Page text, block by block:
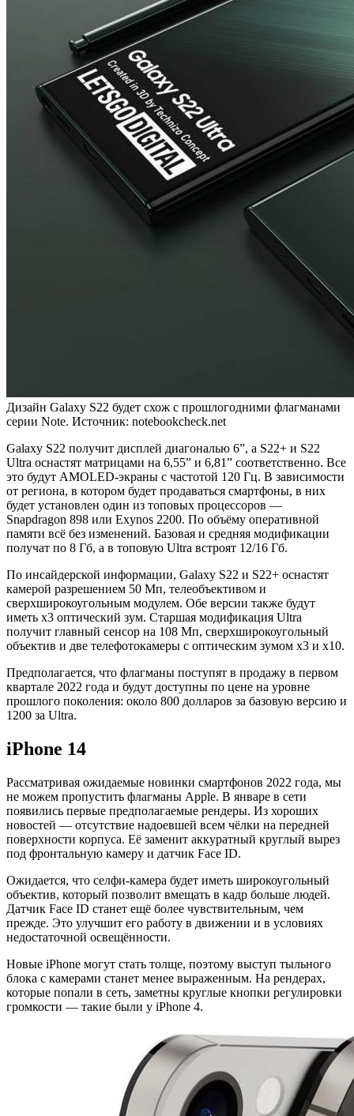
Дизайн Galaxy S22 будет схож с прошлогодними флагманами
серии Note. Источник: notebookcheck.net
Galaxy S22 получит дисплей диагональю 6”, а S22+ и S22
Ultra оснастят матрицами на 6,55” и 6,81” соответственно. Все
это будут AMOLED-экраны с частотой 120 Гц. В зависимости
от региона, в котором будет продаваться смартфоны, в них
будет установлен один из топовых процессоров —
Snapdragon 898 или Exynos 2200. По объёму оперативной
памяти всё без изменений. Базовая и средняя модификации
получат по 8 Гб, а в топовую Ultra встроят 12/16 Гб.
По инсайдерской информации, Galaxy S22 и S22+ оснастят
камерой разрешением 50 Мп, телеобъективом и
сверхширокоугольным модулем. Обе версии также будут
иметь х3 оптический зум. Старшая модификация Ultra
получит главный сенсор на 108 Мп, сверхширокоугольный
объектив и две телефотокамеры с оптическим зумом х3 и х10.
Предполагается, что флагманы поступят в продажу в первом
квартале 2022 года и будут доступны по цене на уровне
прошлого поколения: около 800 долларов за базовую версию и
1200 за Ultra.
iPhone 14
Рассматривая ожидаемые новинки смартфонов 2022 года, мы
не можем пропустить флагманы Apple. В январе в сети
появились первые предполагаемые рендеры. Из хороших
новостей — отсутствие надоевшей всем чёлки на передней
поверхности корпуса. Её заменит аккуратный круглый вырез
под фронтальную камеру и датчик Face ID.
Ожидается, что селфи-камера будет иметь широкоугольный
объектив, который позволит вмещать в кадр больше людей.
Датчик Face ID станет ещё более чувствительным, чем
прежде. Это улучшит его работу в движении и в условиях
недостаточной освещённости.
Новые iPhone могут стать толще, поэтому выступ тыльного
блока с камерами станет менее выраженным. На рендерах,
которые попали в сеть, заметны круглые кнопки регулировки
громкости — такие были у iPhone 4.